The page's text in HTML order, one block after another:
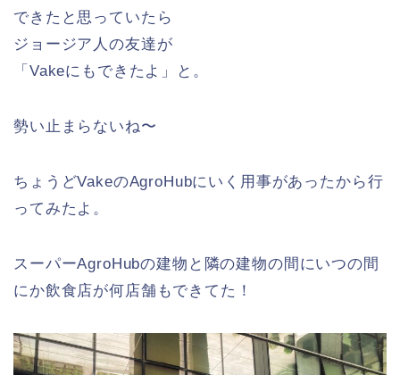
できたと思っていたら
ジョージア人の友達が
「Vakeにもできたよ」と。
勢い止まらないね〜
ちょうどVakeのAgroHubにいく用事があったから行
ってみたよ。
スーパーAgroHubの建物と隣の建物の間にいつの間
にか飲食店が何店舗もできてた！